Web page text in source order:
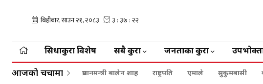
सिधाकुरा विशेष सबै कुरा जनताका कुरा
आजको चर्चामा प्रधानमन्त्री बालेन शाह राष्ट्रपति एमाले सुकुमबासी